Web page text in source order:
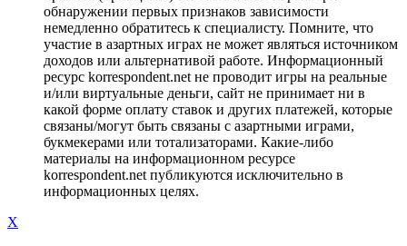
обнаружении первых признаков зависимости
немедленно обратитесь к специалисту. Помните, что
участие в азартных играх не может являться источником
доходов или альтернативой работе. Информационный
ресурс korrespondent.net не проводит игры на реальные
и/или виртуальные деньги, сайт не принимает ни в
какой форме оплату ставок и других платежей, которые
связаны/могут быть связаны с азартными играми,
букмекерами или тотализаторами. Какие-либо
материалы на информационном ресурсе
korrespondent.net публикуются исключительно в
информационных целях.
X